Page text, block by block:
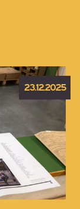
23.12.2025